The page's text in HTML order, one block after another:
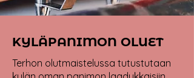
KYLÄPANIMON OLUET
Terhon olutmaistelussa tutustutaan